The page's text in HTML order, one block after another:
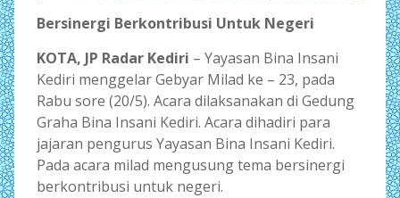
Bersinergi Berkontribusi Untuk Negeri
KOTA, JP Radar Kediri – Yayasan Bina Insani
Kediri menggelar Gebyar Milad ke – 23, pada
Rabu sore (20/5). Acara dilaksanakan di Gedung
Graha Bina Insani Kediri. Acara dihadiri para
jajaran pengurus Yayasan Bina Insani Kediri.
Pada acara milad mengusung tema bersinergi
berkontribusi untuk negeri.